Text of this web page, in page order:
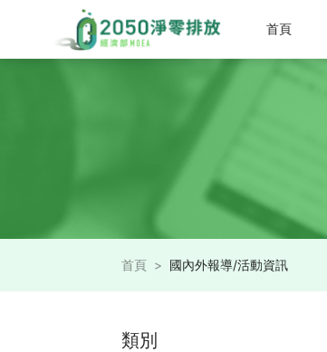
首頁
首頁 > 國內外報導/活動資訊
類別